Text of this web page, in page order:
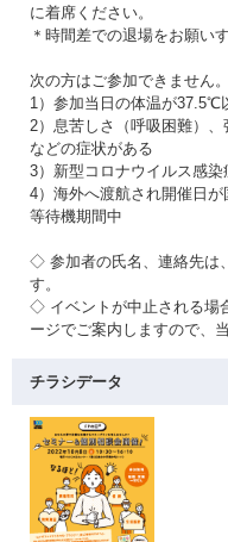
に着席ください。
＊時間差での退場をお願い
次の方はご参加できません。
1）参加当日の体温が37.5℃
2）息苦しさ（呼吸困難）
などの症状がある
3）新型コロナウイルス感
4）海外へ渡航され開催日
等待機期間中
◇ 参加者の氏名、連絡先は
す。
◇ イベントが中止される場
ージでご案内しますので、
チラシデータ